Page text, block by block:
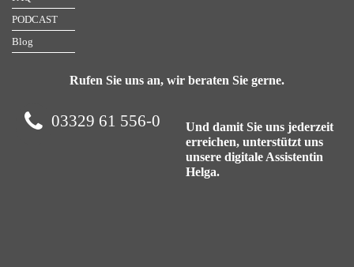
PODCAST
Blog
Rufen Sie uns an, wir beraten Sie gerne.
03329 61 556-0
Und damit Sie uns jederzeit
erreichen, unterstützt uns
unsere digitale Assistentin
Helga.